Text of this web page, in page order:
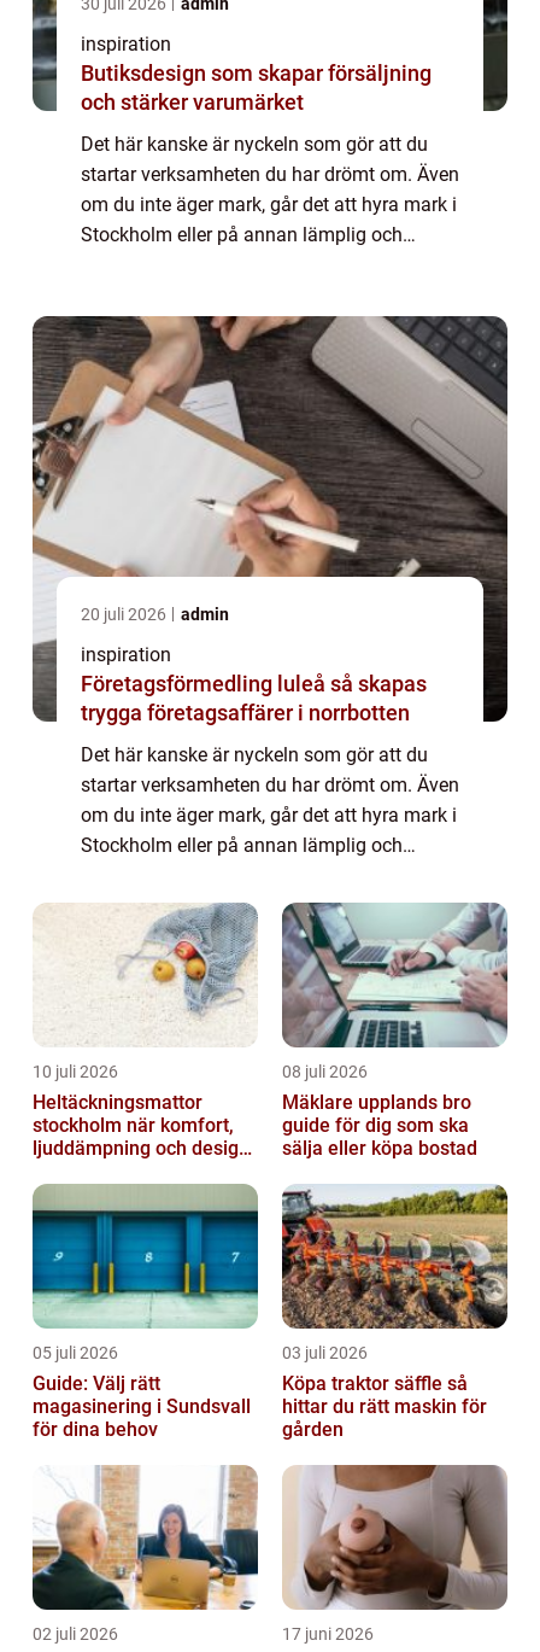
inspiration
Butiksdesign som skapar försäljning
och stärker varumärket
Det här kanske är nyckeln som gör att du
startar verksamheten du har drömt om. Även
om du inte äger mark, går det att hyra mark i
Stockholm eller på annan lämplig och
20 juli 2026 admin
inspiration
Företagsförmedling luleå så skapas
trygga företagsaffärer i norrbotten
Det här kanske är nyckeln som gör att du
startar verksamheten du har drömt om. Även
om du inte äger mark, går det att hyra mark i
Stockholm eller på annan lämplig och
tillgängligt och möjligt för dig att ...
10 juli 2026
Heltäckningsmattor
stockholm när komfort,
ljuddämpning och design
08 juli 2026
Mäklare upplands bro
guide för dig som ska
sälja eller köpa bostad
05 juli 2026
Guide: Välj rätt
magasinering i Sundsvall
för dina behov
03 juli 2026
Köpa traktor säffle så
hittar du rätt maskin för
gården
02 juli 2026 17 juni 2026